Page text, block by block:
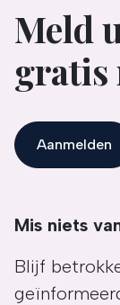
Meld
gratis
Aanmelden
Mis niets
Blijf